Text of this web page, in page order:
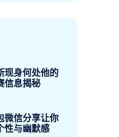
现身何处他的
信息揭秘
微信分享让你
性与幽默感